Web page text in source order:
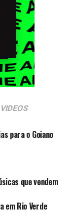
VIDEOS
para o Goiano
que vendem
em Rio Verde